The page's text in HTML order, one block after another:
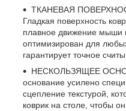
ТКАНЕВАЯ
Гладкая поверхность
плавное движение мыши
оптимизирован для
гарантирует точное
НЕСКОЛЬЗЯЩЕЕ
основание усилено
сцепление текстурой,
коврик на столе, чтобы